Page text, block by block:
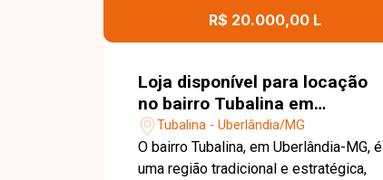
R$ 20.000,00 L
Loja disponível para locação
no bairro Tubalina em
Uberlândia-MG.
Tubalina - Uberlândia/MG
O bairro Tubalina, em Uberlândia-MG, é
uma região tradicional e estratégica,